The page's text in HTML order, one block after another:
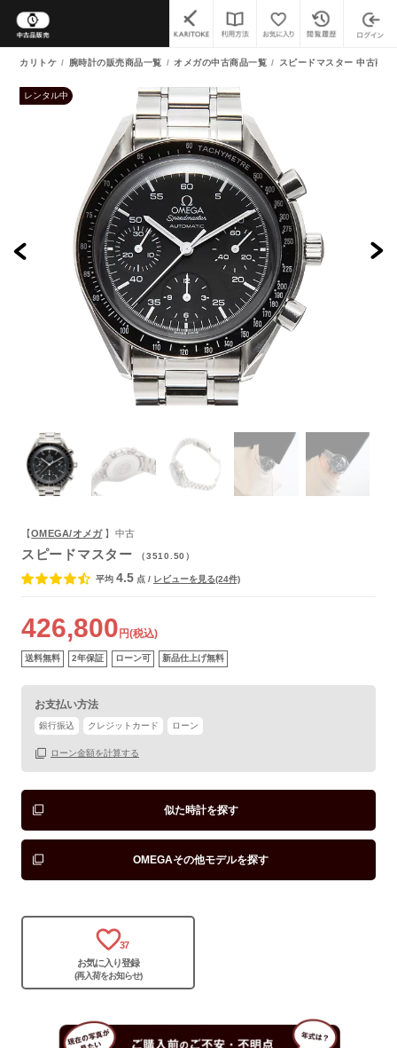
カリトケ 腕時計の販売商品一覧 オメガの中古商品一覧 スピードマスター 中古商品
レンタル中
【OMEGA/オメガ】中古
スピードマスター （3510.50）
平均 4.5 点 / レビューを見る(24件)
426,800 円(税込)
送料無料 2年保証 ローン可 新品仕上げ無料
お支払い方法
銀行振込 クレジットカード ローン
ローン金額を計算する
似た時計を探す
OMEGAその他モデルを探す
37
お気に入り登録
(再入荷をお知らせ)